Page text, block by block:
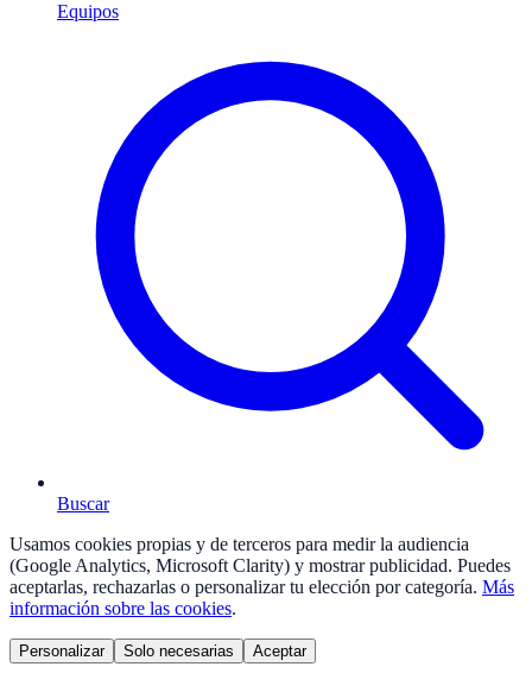
Equipos
Buscar
Usamos cookies propias y de terceros para medir la audiencia
(Google Analytics, Microsoft Clarity) y mostrar publicidad. Puedes
aceptarlas, rechazarlas o personalizar tu elección por categoría. Más
información sobre las cookies.
Personalizar Solo necesarias Aceptar